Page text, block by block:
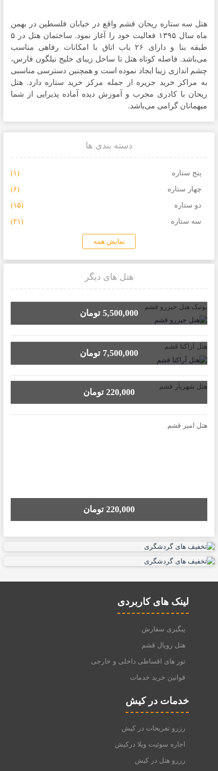
هتل سه ستاره ریحان قشم واقع در خیابان فلسطین در بهمن
ماه سال ۱۳۹۵ فعالیت خود را آغاز نمود. ساختمان هتل در ۵
طبقه بنا و دارای ۲۶ باب اتاق با امکانات رفاهی مناسب
می‌باشد. فاصله کوتاه هتل تا ساحل زیبای خلیج نیلگون فارس،
چشم اندازی زیبا ایجاد نموده است و همچنین دسترسی مناسبی
به مراکز خرید جزیره از جمله مرکز خرید ستاره دارد. هتل
ریحان با کادری مجرب و آموزش دیده آماده پذیرایی از شما
میهمانان گرامی می‌باشد.
دسته بندی ها
پنج ستاره (۱)
چهار ستاره (۶)
دو ستاره (۱۵)
سه ستاره (۲۱)
نمایش همه
هتل های دیگر
بوتیک هتل جیزرو قشم
5,500,000 تومان
هتل آراکتا قشم
7,500,000 تومان
هتل شهریار قشم
220,000 تومان
هتل امیر قشم
220,000 تومان
لینک های کاربردی
پیگیری سفارش
هتل رویال قشم
تور های اقساطی داخلی و خارجی
قوانین خرید خدمات
خدمات در کیش
رزرو تفریحات در کیش
اجاره سوئیت ویلا درکیش
رزرو هتل در کیش